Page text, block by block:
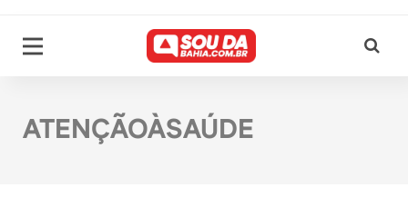
ATENÇÃOÀSAÚDE